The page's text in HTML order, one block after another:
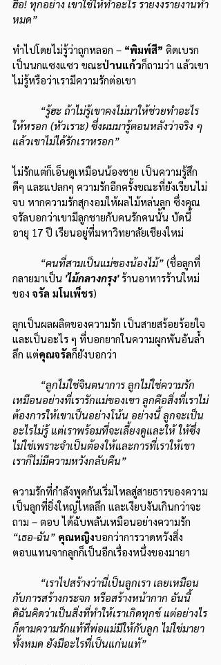
ฮื้อ! ทุกอย่าง เขาใช้ให้ทำอะไร รายงงรายงานทำ
หมด”
ทำไปโดยไม่รู้ว่าถูกหลอก – “พิมพ์สี” ติดเบรก
เป็นนกแซงแซว ขณะป่านแก้วก็ถามว่า แล้วเขา
ไม่รู้หรือว่าเรามีความรักต่อเขา
“รู้ฮะ ถ้าไม่รู้เขาคงไม่มาให้ช่วยทำอะไร
ให้หรอก (หัวเราะ) ซึ่งผมมารู้ตอนหลังว่าจริง ๆ
แล้วเขาไม่ได้รักเราหรอก”
ไม่รักแต่ก็เอ็นดูเหมือนน้องชาย เป็นความรู้สึก
ดีๆ และแปลกๆ ความรักอีกครั้งขณะที่ยังเรียนไม่
จบ หากความรักสุกงอมให้ผลไม้หล่นลูก ซึ่งคุณ
จรัลบอกว่าเขามีลูกชายกับคนรักคนนั้น บัดนี้
อายุ 17 ปี เรียนอยู่ที่มหาวิทยาลัยเชียงใหม่
“คนที่สามเป็นแม่ของน้องไม้” (ชื่อลูกที่
กลายมาเป็น 'ไม้กลางกรุง' ร้านอาหารร้านใหม่
ของ จรัล มโนเพ็ชร)
ลูกเป็นผลผลิตของความรัก เป็นสายสร้อยร้อยใจ
และเป็นอะไร ๆ ที่บอกยากในความผูกพันอันล้ำ
ลึก แต่คุณจรัลก็ยังบอกว่า
“ลูกไม่ใช่จินตนาการ ลูกไม่ใช่ความรัก
เหมือนอย่างที่เรารักแม่ของเขา ลูกคือสิ่งที่เราไม่
ต้องการให้เขาเป็นอย่างโน้น อย่างนี้ ลูกจะเป็น
อะไรไม่รู้ แต่เราพร้อมที่จะเลี้ยงดูและให้ ให้ซึ่ง
ไม่ใช่เพราะจำเป็นต้องให้และการที่เราให้เขา
เราก็ไม่มีความหวังกลับคืน”
ความรักที่กำลังพูดกันเริ่มไหลสู่สายธารของความ
เป็นลูกที่ยิ่งใหญ่ไหลลึก และเงียบงันเกินกว่าจะ
ถาม – ตอบ ได้ฉับพลันเหมือนอย่างความรัก
“เธอ-ฉัน” คุณหญิงบอกว่าการวาดหวังสิ่ง
ตอบแทนจากลูกก็เป็นอีกเรื่องหนึ่งของมายา
“เราไปสร้างว่านี่เป็นลูกเรา เลยเหมือน
กับการสร้างกระจก หรือสร้างหน้ากาก อันนี้
ดิฉันคิดว่าเป็นสิ่งที่ทำให้เราเกิดทุกข์ แต่อย่างไร
ก็ตามความรักแท้ที่พ่อแม่มีให้กับลูก ไม่ใช่มายา
ทั้งหมด ยังมีอะไรที่เป็นแก่นแท้”